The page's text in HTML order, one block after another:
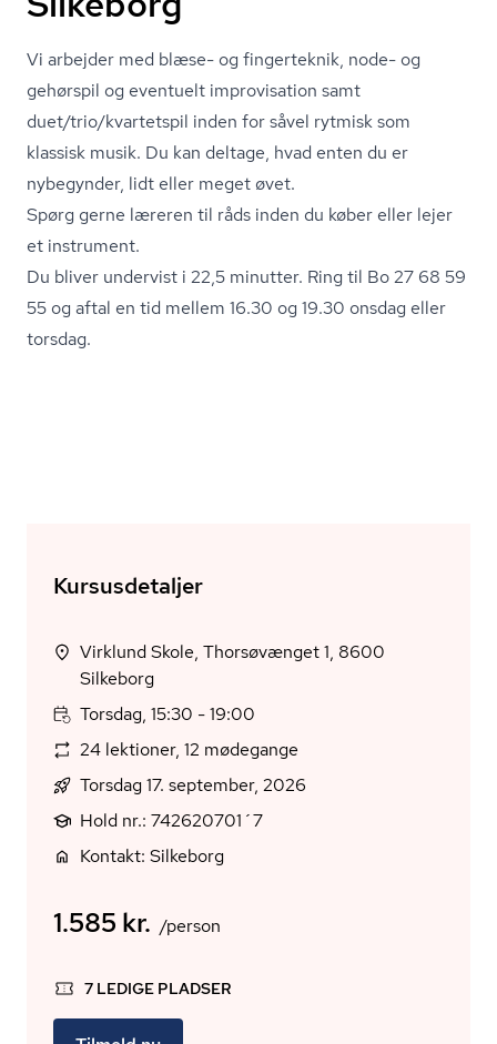
Vi arbejder med blæse- og fingerteknik, node- og
gehørspil og eventuelt improvisation samt
duet/trio/kvartetspil inden for såvel rytmisk som
klassisk musik. Du kan deltage, hvad enten du er
nybegynder, lidt eller meget øvet.
Spørg gerne læreren til råds inden du køber eller lejer
et instrument.
Du bliver undervist i 22,5 minutter. Ring til Bo 27 68 59
55 og aftal en tid mellem 16.30 og 19.30 onsdag eller
torsdag.
Kursusdetaljer
Virklund Skole, Thorsøvænget 1, 8600
Silkeborg
Torsdag, 15:30 - 19:00
24 lektioner, 12 mødegange
Torsdag 17. september, 2026
Hold nr.: 742620701´7
Kontakt: Silkeborg
1.585 kr. /person
7 LEDIGE PLADSER